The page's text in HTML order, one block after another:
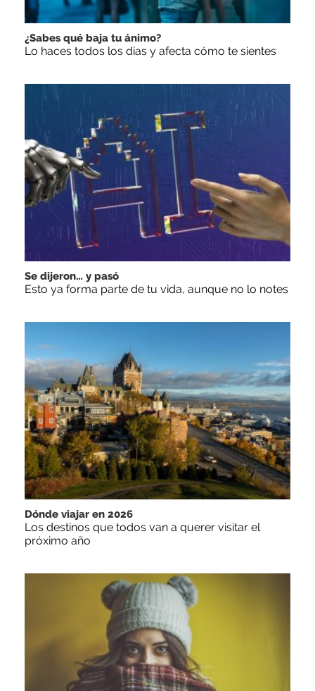
¿Sabes qué baja tu ánimo?
Lo haces todos los días y afecta cómo te sientes
Se dijeron… y pasó
Esto ya forma parte de tu vida, aunque no lo notes
Dónde viajar en 2026
Los destinos que todos van a querer visitar el
próximo año